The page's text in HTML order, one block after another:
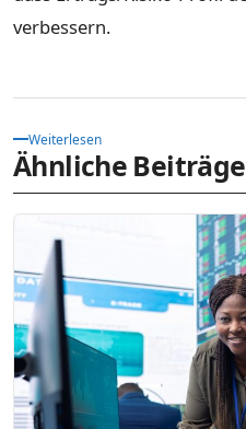
verbessern.
Weiterlesen
Ähnliche Beiträge